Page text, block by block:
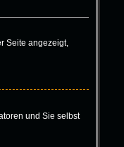
Seite angezeigt,
und Sie selbst